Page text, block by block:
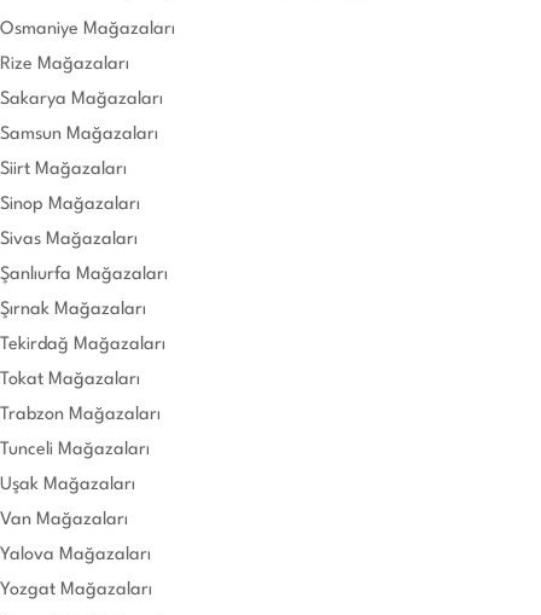
Osmaniye Mağazaları
Rize Mağazaları
Sakarya Mağazaları
Samsun Mağazaları
Siirt Mağazaları
Sinop Mağazaları
Sivas Mağazaları
Şanlıurfa Mağazaları
Şırnak Mağazaları
Tekirdağ Mağazaları
Tokat Mağazaları
Trabzon Mağazaları
Tunceli Mağazaları
Uşak Mağazaları
Van Mağazaları
Yalova Mağazaları
Yozgat Mağazaları